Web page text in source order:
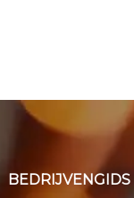
BEDRIJVENGIDS